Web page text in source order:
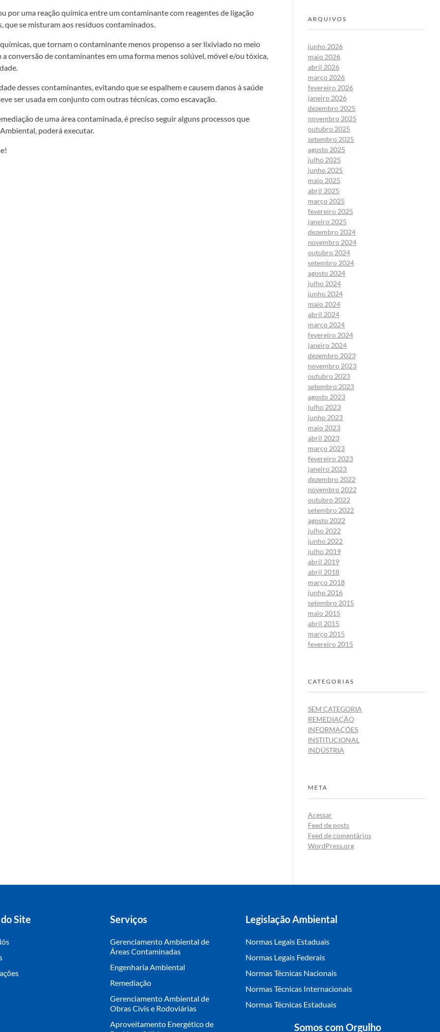
por uma reação química entre um contaminante com reagentes de ligação
se misturam aos resíduos contaminados.
que tornam o contaminante menos propenso a ser lixiviado no meio
conversão de contaminantes em uma forma menos solúvel, móvel e/ou tóxica,
desses contaminantes, evitando que se espalhem e causem danos à saúde
ser usada em conjunto com outras técnicas, como escavação.
de uma área contaminada, é preciso seguir alguns processos que
poderá executar.
ARQUIVOS
junho 2026
maio 2026
abril 2026
março 2026
fevereiro 2026
janeiro 2026
dezembro 2025
novembro 2025
outubro 2025
setembro 2025
agosto 2025
julho 2025
junho 2025
maio 2025
abril 2025
março 2025
fevereiro 2025
janeiro 2025
dezembro 2024
novembro 2024
outubro 2024
setembro 2024
agosto 2024
julho 2024
junho 2024
maio 2024
abril 2024
março 2024
fevereiro 2024
janeiro 2024
dezembro 2023
novembro 2023
outubro 2023
setembro 2023
agosto 2023
julho 2023
junho 2023
maio 2023
abril 2023
março 2023
fevereiro 2023
janeiro 2023
dezembro 2022
novembro 2022
outubro 2022
setembro 2022
agosto 2022
julho 2022
junho 2022
julho 2019
abril 2019
abril 2018
março 2018
junho 2016
setembro 2015
maio 2015
abril 2015
março 2015
fevereiro 2015
CATEGORIAS
SEM CATEGORIA
REMEDIAÇÃO
INFORMAÇÕES
INSTITUCIONAL
INDÚSTRIA
META
Acessar
Feed de posts
Feed de comentários
WordPress.org
Site Serviços
Gerenciamento Ambiental de
Áreas Contaminadas
Engenharia Ambiental
Remediação
Gerenciamento Ambiental de
Obras Civis e Rodoviárias
Aproveitamento Energético de
Legislação Ambiental
Normas Legais Estaduais
Normas Legais Federais
Normas Técnicas Nacionais
Normas Técnicas Internacionais
Normas Técnicas Estaduais
Somos com Orgulho